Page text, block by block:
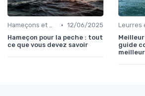
Hameçons et Montages • 12/06/2025
Hameçon pour la peche : tout
ce que vous devez savoir
guide
meilleur